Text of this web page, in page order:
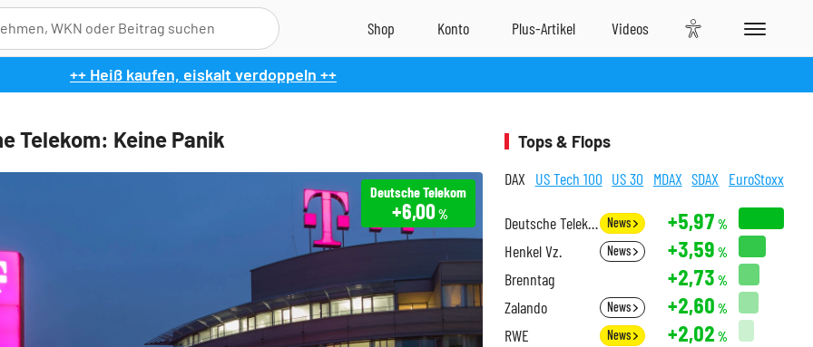
++ Heiß kaufen, eiskalt verdoppeln ++
Telekom: Keine Panik
Deutsche Telekom
+6,00%
Tops & Flops
DAX US Tech 100 US 30 MDAX SDAX EuroStoxx
Deutsche Telekom News +5,97 %
Henkel Vz. News +3,59 %
Brenntag +2,73 %
Zalando News +2,60 %
RWE News +2,02 %